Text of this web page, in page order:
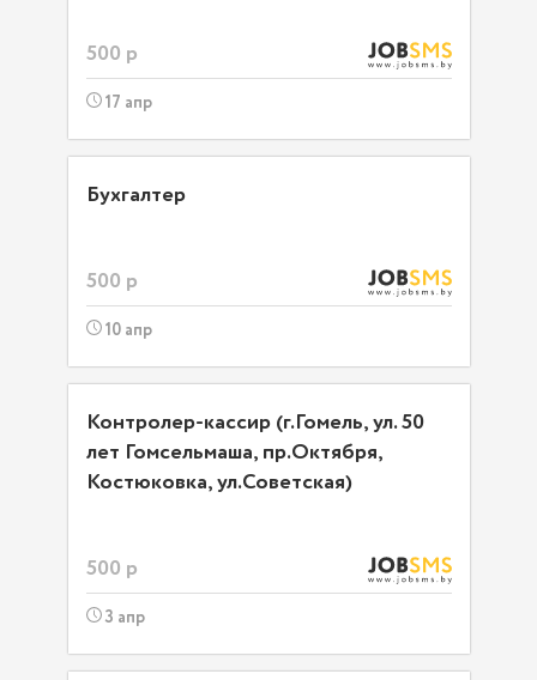
500 р
17 апр
Бухгалтер
500 р
10 апр
Контролер-кассир (г.Гомель, ул. 50
лет Гомсельмаша, пр.Октября,
Костюковка, ул.Советская)
500 р
3 апр